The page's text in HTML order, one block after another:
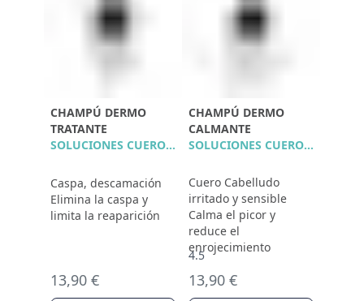
CHAMPÚ DERMO
TRATANTE
SOLUCIONES CUERO CABELLUDO
Caspa, descamación
Elimina la caspa y
limita la reaparición
13,90 €
CHAMPÚ DERMO
CALMANTE
SOLUCIONES CUERO CABELLUDO
Cuero Cabelludo
irritado y sensible
Calma el picor y
reduce el
enrojecimiento
4.5
13,90 €